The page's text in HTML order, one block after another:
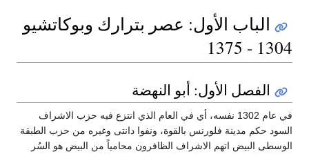
الباب الأول: عصر بترارك وبوكاتشيو
1304 - 1375
الفصل الأول: أبو النهضة
في عام 1302 نفسه، أي في العام الذي انتزع فيه حزب الاشراف
السود حكم مدينة فلورنس بالقوة، ونفوا دانتى وغيره من حزب الطبقة
الوسطى البيض اتهم الاشراف الظافرون محامياً من البيض هو السُر